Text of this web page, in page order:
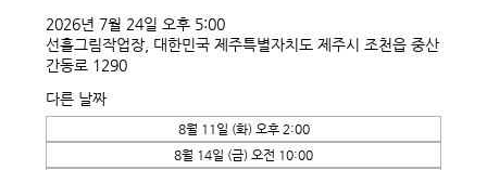
2026년 7월 24일 오후 5:00
선흘그림작업장, 대한민국 제주특별자치도 제주시 조천읍 중산
간동로 1290
다른 날짜
8월 11일 (화) 오후 2:00
8월 14일 (금) 오전 10:00